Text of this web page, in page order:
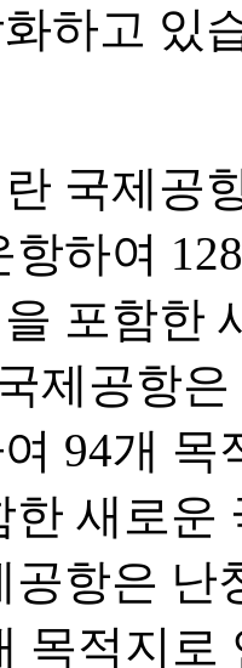
하고 있
국제공
항하여
포함한
제공항
94개
한 새로운
공항은 난
목적지